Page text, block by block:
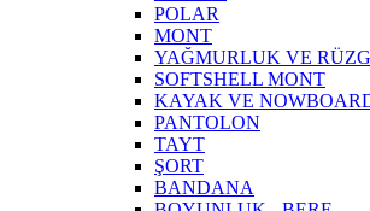
POLAR
MONT
YAĞMURLUK VE
SOFTSHELL MONT
KAYAK VE
PANTOLON
TAYT
ŞORT
BANDANA